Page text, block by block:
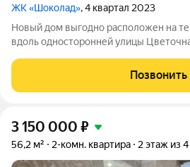
ЖК «Шоколад», 4 квартал 2023
Новый дом выгодно расположен на
вдоль односторонней улицы
Позвонить
3 150 000 ₽
56,2 м² 2-комн. квартира 2 этаж из 4